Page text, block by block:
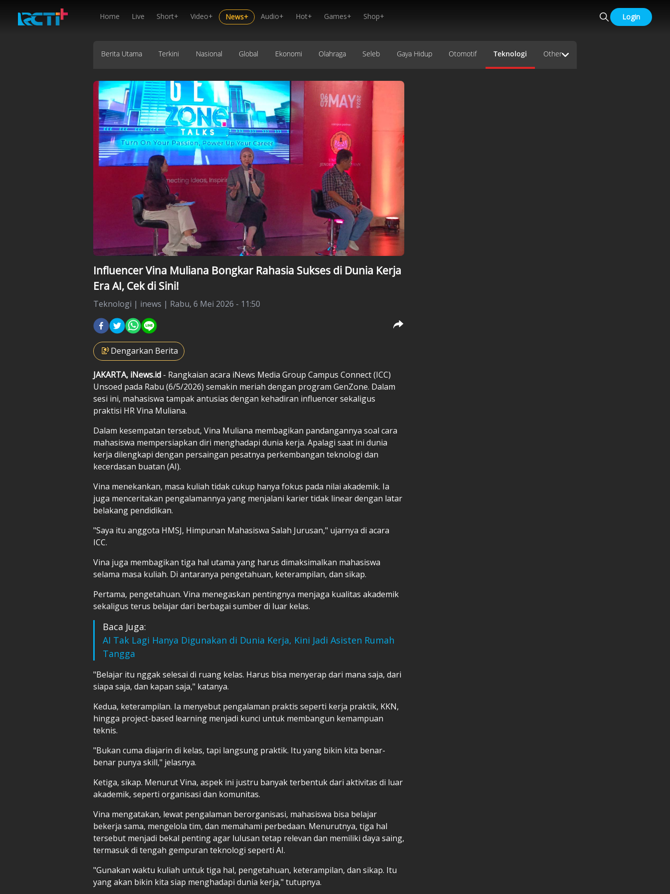
Home Live Short+ Video+ News+ Audio+ Hot+ Games+ Shop+ Login
Berita Utama Terkini Nasional Global Ekonomi Olahraga Seleb Gaya Hidup Otomotif Teknologi Other
Influencer Vina Muliana Bongkar Rahasia Sukses di Dunia Kerja
Era AI, Cek di Sini!
Teknologi | inews | Rabu, 6 Mei 2026 - 11:50
Dengarkan Berita
JAKARTA, iNews.id - Rangkaian acara iNews Media Group Campus Connect (ICC)
Unsoed pada Rabu (6/5/2026) semakin meriah dengan program GenZone. Dalam
sesi ini, mahasiswa tampak antusias dengan kehadiran influencer sekaligus
praktisi HR Vina Muliana.
Dalam kesempatan tersebut, Vina Muliana membagikan pandangannya soal cara
mahasiswa mempersiapkan diri menghadapi dunia kerja. Apalagi saat ini dunia
kerja dilengkapi dengan persaingan pesatnya perkembangan teknologi dan
kecerdasan buatan (AI).
Vina menekankan, masa kuliah tidak cukup hanya fokus pada nilai akademik. Ia
juga menceritakan pengalamannya yang menjalani karier tidak linear dengan latar
belakang pendidikan.
"Saya itu anggota HMSJ, Himpunan Mahasiswa Salah Jurusan," ujarnya di acara
ICC.
Vina juga membagikan tiga hal utama yang harus dimaksimalkan mahasiswa
selama masa kuliah. Di antaranya pengetahuan, keterampilan, dan sikap.
Pertama, pengetahuan. Vina menegaskan pentingnya menjaga kualitas akademik
sekaligus terus belajar dari berbagai sumber di luar kelas.
Baca Juga:
AI Tak Lagi Hanya Digunakan di Dunia Kerja, Kini Jadi Asisten Rumah
Tangga
"Belajar itu nggak selesai di ruang kelas. Harus bisa menyerap dari mana saja, dari
siapa saja, dan kapan saja," katanya.
Kedua, keterampilan. Ia menyebut pengalaman praktis seperti kerja praktik, KKN,
hingga project-based learning menjadi kunci untuk membangun kemampuan
teknis.
"Bukan cuma diajarin di kelas, tapi langsung praktik. Itu yang bikin kita benar-
benar punya skill," jelasnya.
Ketiga, sikap. Menurut Vina, aspek ini justru banyak terbentuk dari aktivitas di luar
akademik, seperti organisasi dan komunitas.
Vina mengatakan, lewat pengalaman berorganisasi, mahasiswa bisa belajar
bekerja sama, mengelola tim, dan memahami perbedaan. Menurutnya, tiga hal
tersebut menjadi bekal penting agar lulusan tetap relevan dan memiliki daya saing,
termasuk di tengah gempuran teknologi seperti AI.
"Gunakan waktu kuliah untuk tiga hal, pengetahuan, keterampilan, dan sikap. Itu
yang akan bikin kita siap menghadapi dunia kerja," tutupnya.